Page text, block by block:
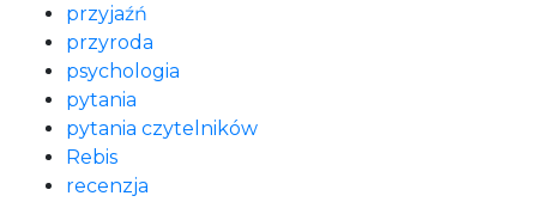
przyjaźń
przyroda
psychologia
pytania
pytania czytelników
Rebis
recenzja